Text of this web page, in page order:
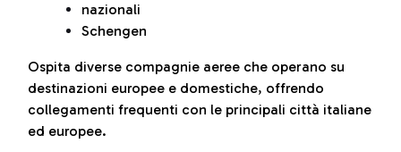
nazionali
Schengen
Ospita diverse compagnie aeree che operano su
destinazioni europee e domestiche, offrendo
collegamenti frequenti con le principali città italiane
ed europee.